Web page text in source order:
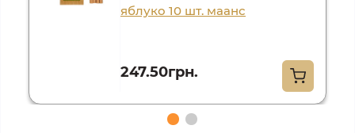
яблуко 10 шт. маанс
247.50грн.